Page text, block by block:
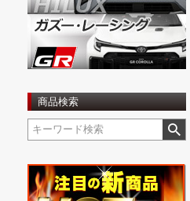
商品検索